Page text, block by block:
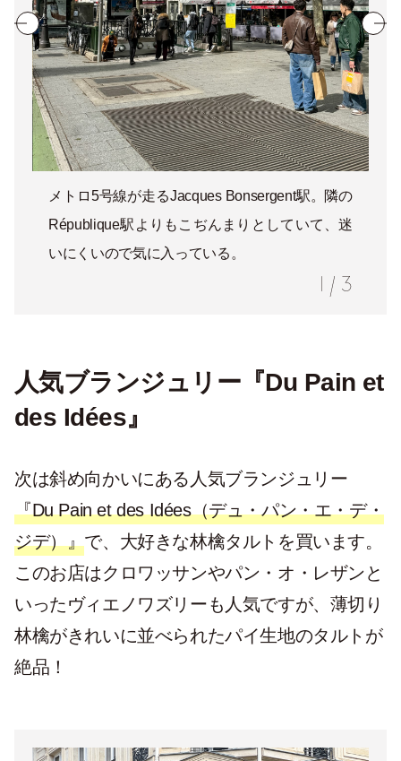
メトロ5号線が走るJacques Bonsergent駅。隣の
République駅よりもこぢんまりとしていて、迷
いにくいので気に入っている。
1 / 3
人気ブランジュリー『Du Pain et
des Idées』
次は斜め向かいにある人気ブランジュリー
『Du Pain et des Idées（デュ・パン・エ・デ・
ジデ）』で、大好きな林檎タルトを買います。
このお店はクロワッサンやパン・オ・レザンと
いったヴィエノワズリーも人気ですが、薄切り
林檎がきれいに並べられたパイ生地のタルトが
絶品！